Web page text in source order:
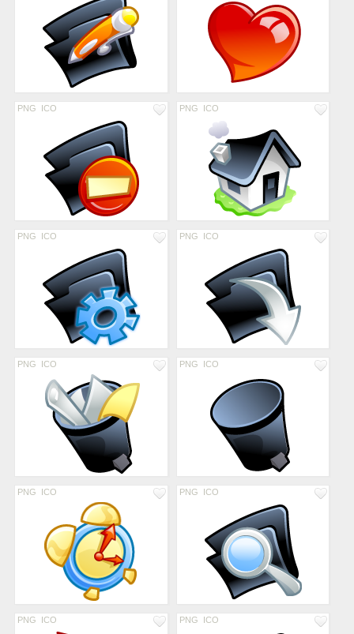
PNG ICO PNG ICO
PNG ICO PNG ICO
PNG ICO PNG ICO
PNG ICO PNG ICO
PNG ICO PNG ICO